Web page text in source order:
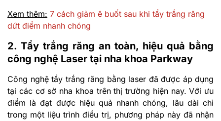
Xem thêm: 7 cách giảm ê buốt sau khi tẩy trắng răng
dứt điểm nhanh chóng
2. Tẩy trắng răng an toàn, hiệu quả bằng
công nghệ Laser tại nha khoa Parkway
Công nghệ tẩy trắng răng bằng laser đã được áp dụng
tại các cơ sở nha khoa trên thị trường hiện nay. Với ưu
điểm là đạt được hiệu quả nhanh chóng, lâu dài chỉ
trong một liệu trình điều trị, phương pháp này đã nhận